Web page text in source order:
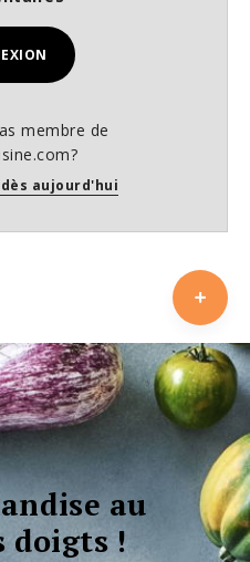
membre de
aujourd'hui
au
doigts !